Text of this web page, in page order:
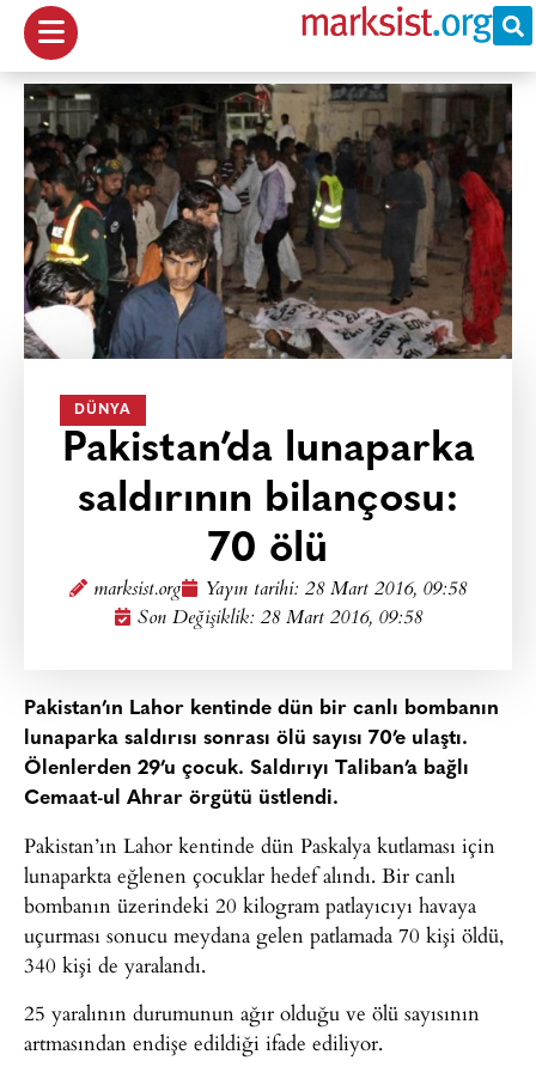
DÜNYA
Pakistan’da lunaparka
saldırının bilançosu:
70 ölü
marksist.org Yayın tarihi: 28 Mart 2016, 09:58
Son Değişiklik: 28 Mart 2016, 09:58
Pakistan’ın Lahor kentinde dün bir canlı bombanın
lunaparka saldırısı sonrası ölü sayısı 70’e ulaştı.
Ölenlerden 29’u çocuk. Saldırıyı Taliban’a bağlı
Cemaat-ul Ahrar örgütü üstlendi.
Pakistan’ın Lahor kentinde dün Paskalya kutlaması için
lunaparkta eğlenen çocuklar hedef alındı. Bir canlı
bombanın üzerindeki 20 kilogram patlayıcıyı havaya
uçurması sonucu meydana gelen patlamada 70 kişi öldü,
340 kişi de yaralandı.
25 yaralının durumunun ağır olduğu ve ölü sayısının
artmasından endişe edildiği ifade ediliyor.